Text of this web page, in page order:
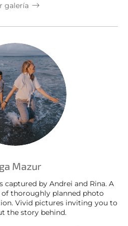
galería
Mazur
by Andrei and Rina. A
thoroughly planned photo
Vivid pictures inviting you to
the story behind.